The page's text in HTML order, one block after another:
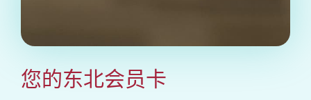
您的东北会员卡